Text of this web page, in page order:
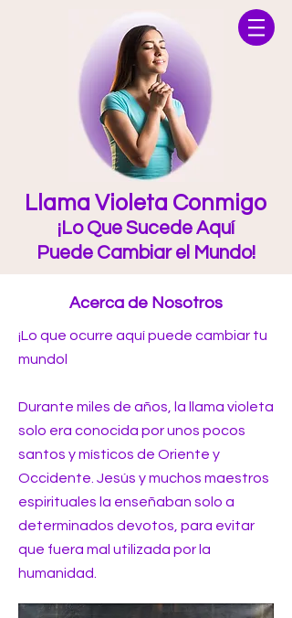
Llama Violeta Conmigo
¡Lo Que Sucede Aquí
Puede Cambiar el Mundo!
Acerca de Nosotros
¡Lo que ocurre aquí puede cambiar tu
mundol
Durante miles de años, la llama violeta
solo era conocida por unos pocos
santos y místicos de Oriente y
Occidente. Jesús y muchos maestros
espirituales la enseñaban solo a
determinados devotos, para evitar
que fuera mal utilizada por la
humanidad.